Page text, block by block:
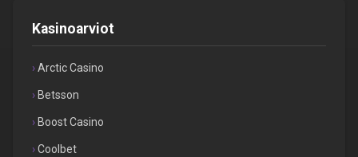
Kasinoarviot
Arctic Casino
Betsson
Boost Casino
Coolbet